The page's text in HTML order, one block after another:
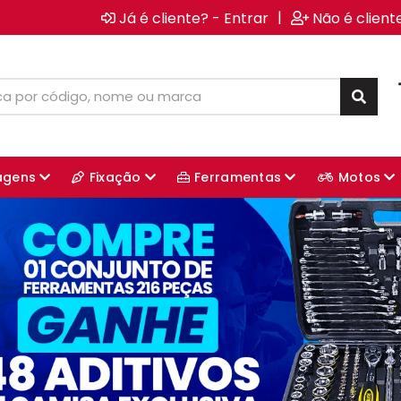
Já é cliente? - Entrar | Não é
Fixação Ferramentas Motos